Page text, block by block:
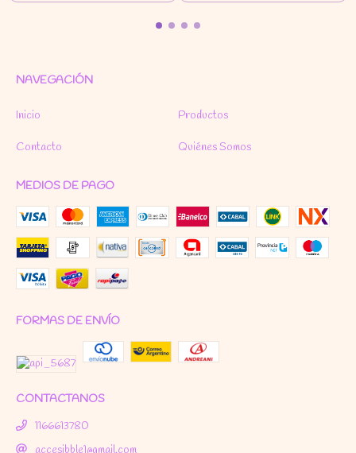
NAVEGACIÓN
Inicio Productos
Contacto Quiénes Somos
MEDIOS DE PAGO
FORMAS DE ENVÍO
CONTACTANOS
1166613780